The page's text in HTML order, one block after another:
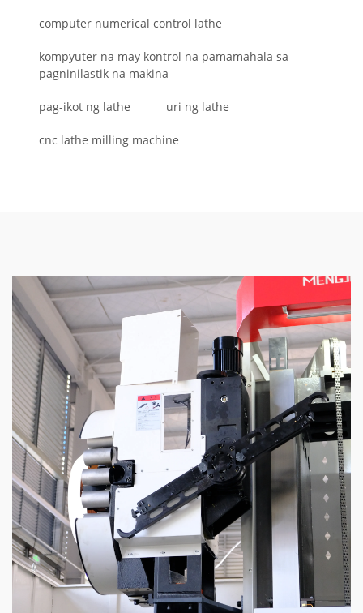
computer numerical control lathe
kompyuter na may kontrol na pamamahala sa
pagninilastik na makina
pag-ikot ng lathe uri ng lathe
cnc lathe milling machine